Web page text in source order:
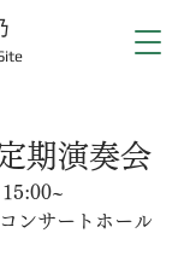
期演奏会
ンサートホール